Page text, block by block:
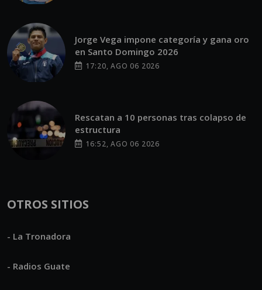
Jorge Vega impone categoría y gana oro
en Santo Domingo 2026
17:20, AGO 06 2026
Rescatan a 10 personas tras colapso de
estructura
16:52, AGO 06 2026
OTROS SITIOS
- La Tronadora
- Radios Guate